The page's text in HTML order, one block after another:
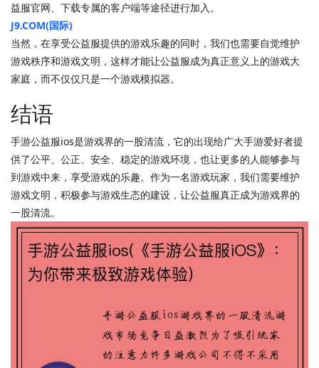
益服官网、下载专属的客户端等途径进行加入。
J9.COM(国际)
当然，在享受公益服提供的游戏乐趣的同时，我们也需要自觉维护
游戏秩序和游戏文明，这样才能让公益服成为真正意义上的游戏大
家庭，而不仅仅只是一个游戏模拟器。
结语
手游公益服ios是游戏界的一股清流，它的出现给广大手游爱好者提
供了公平、公正、安全、稳定的游戏环境，也让更多的人能够参与
到游戏中来，享受游戏的乐趣。作为一名游戏玩家，我们需要维护
游戏文明，积极参与游戏生态的建设，让公益服真正成为游戏界的
一股清流。